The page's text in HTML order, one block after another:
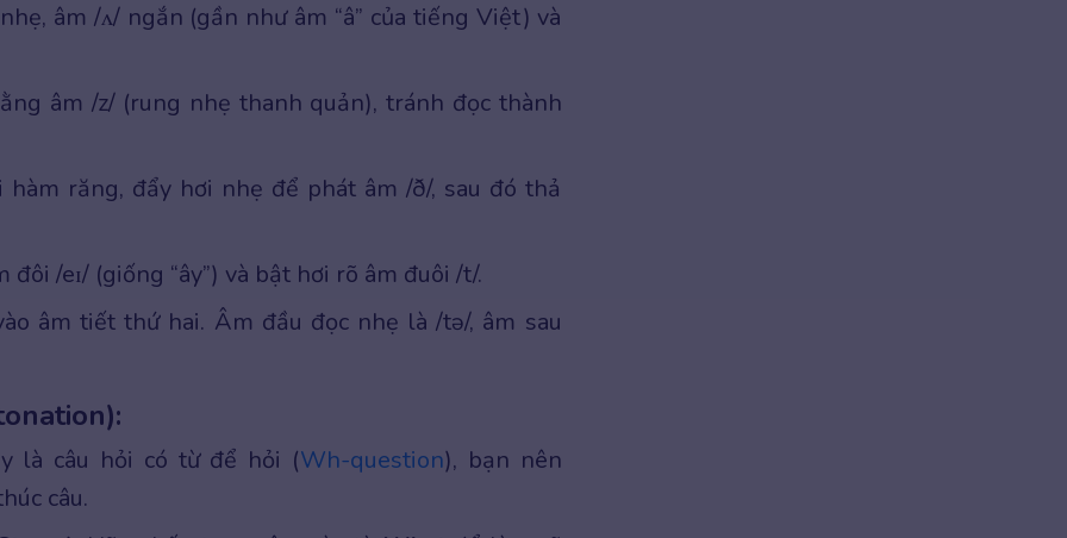
âm /ʌ/ ngắn (gần như âm “â” của tiếng Việt) và
âm /z/ (rung nhẹ thanh quản), tránh đọc thành
răng, đẩy hơi nhẹ để phát âm /ð/, sau đó thả
/eɪ/ (giống “ây”) và bật hơi rõ âm đuôi /t/.
âm tiết thứ hai. Âm đầu đọc nhẹ là /tə/, âm sau
là câu hỏi có từ để hỏi (Wh-question), bạn nên
câu.